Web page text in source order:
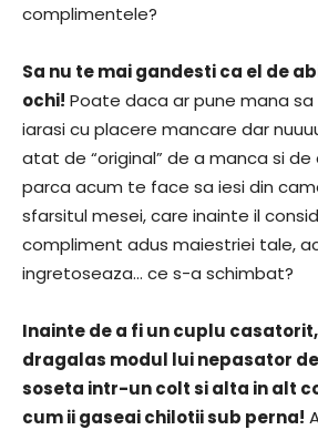
complimentele?
Sa nu te mai gandesti ca el de
ochi! Poate daca ar pune mana
iarasi cu placere mancare dar
atat de “original” de a manca si
parca acum te face sa iesi din
sfarsitul mesei, care inainte il
compliment adus maiestriei tale,
ingretoseaza… ce s-a schimbat?
Inainte de a fi un cuplu
dragalas modul lui nepasator
soseta intr-un colt si alta in alt
cum ii gaseai chilotii sub perna!